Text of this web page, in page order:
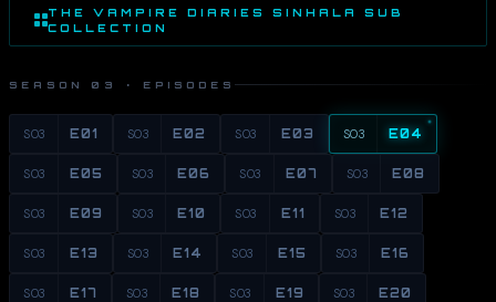
THE VAMPIRE DIARIES SINHALA SUB
COLLECTION
SEASON 03 · EPISODES
S03 E01 S03 E02 S03 E03 S03 E04
S03 E05 S03 E06 S03 E07 S03 E08
S03 E09 S03 E10 S03 E11 S03 E12
S03 E13 S03 E14 S03 E15 S03 E16
S03 E17 S03 E18 S03 E19 S03 E20